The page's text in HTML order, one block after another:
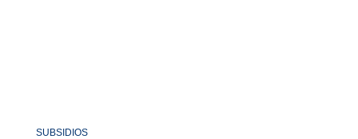
SUBSIDIOS